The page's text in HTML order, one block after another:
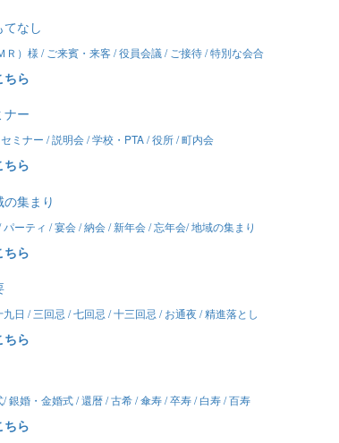
なし
Ｒ）様 / ご来賓・来客 / 役員会議 / ご接待 / 特別な会合
ちら
ナー
ミナー / 説明会 / 学校・PTA / 役所 / 町内会
ちら
集まり
ーティ / 宴会 / 納会 / 新年会 / 忘年会/ 地域の集まり
ちら
日 / 三回忌 / 七回忌 / 十三回忌 / お通夜 / 精進落とし
ちら
銀婚・金婚式 / 還暦 / 古希 / 傘寿 / 卒寿 / 白寿 / 百寿
ちら